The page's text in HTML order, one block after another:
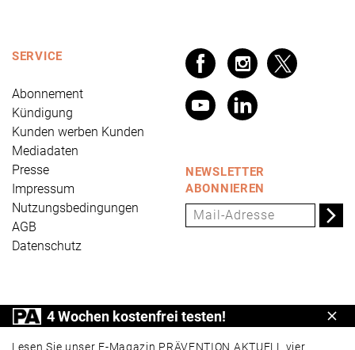
SERVICE
Abonnement
Kündigung
Kunden werben Kunden
Mediadaten
Presse
Impressum
Nutzungsbedingungen
AGB
Datenschutz
NEWSLETTER
ABONNIEREN
PRÄVENTION AKTUELL ist ein Produkt der Universum
Verlag GmbH, Wettinerstraße 3-5, 65189 Wiesbaden,
www.universum.de,info@universum.de
4 Wochen kostenfrei testen!
Lesen Sie unser E-Magazin PRÄVENTION AKTUELL vier